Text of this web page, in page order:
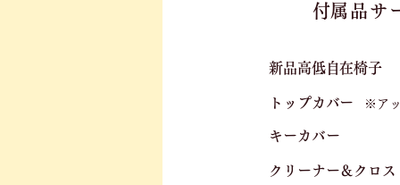
付属品サ
新品高低自在椅子​
トップカバー ※ア
キーカバー
クリーナー＆クロス